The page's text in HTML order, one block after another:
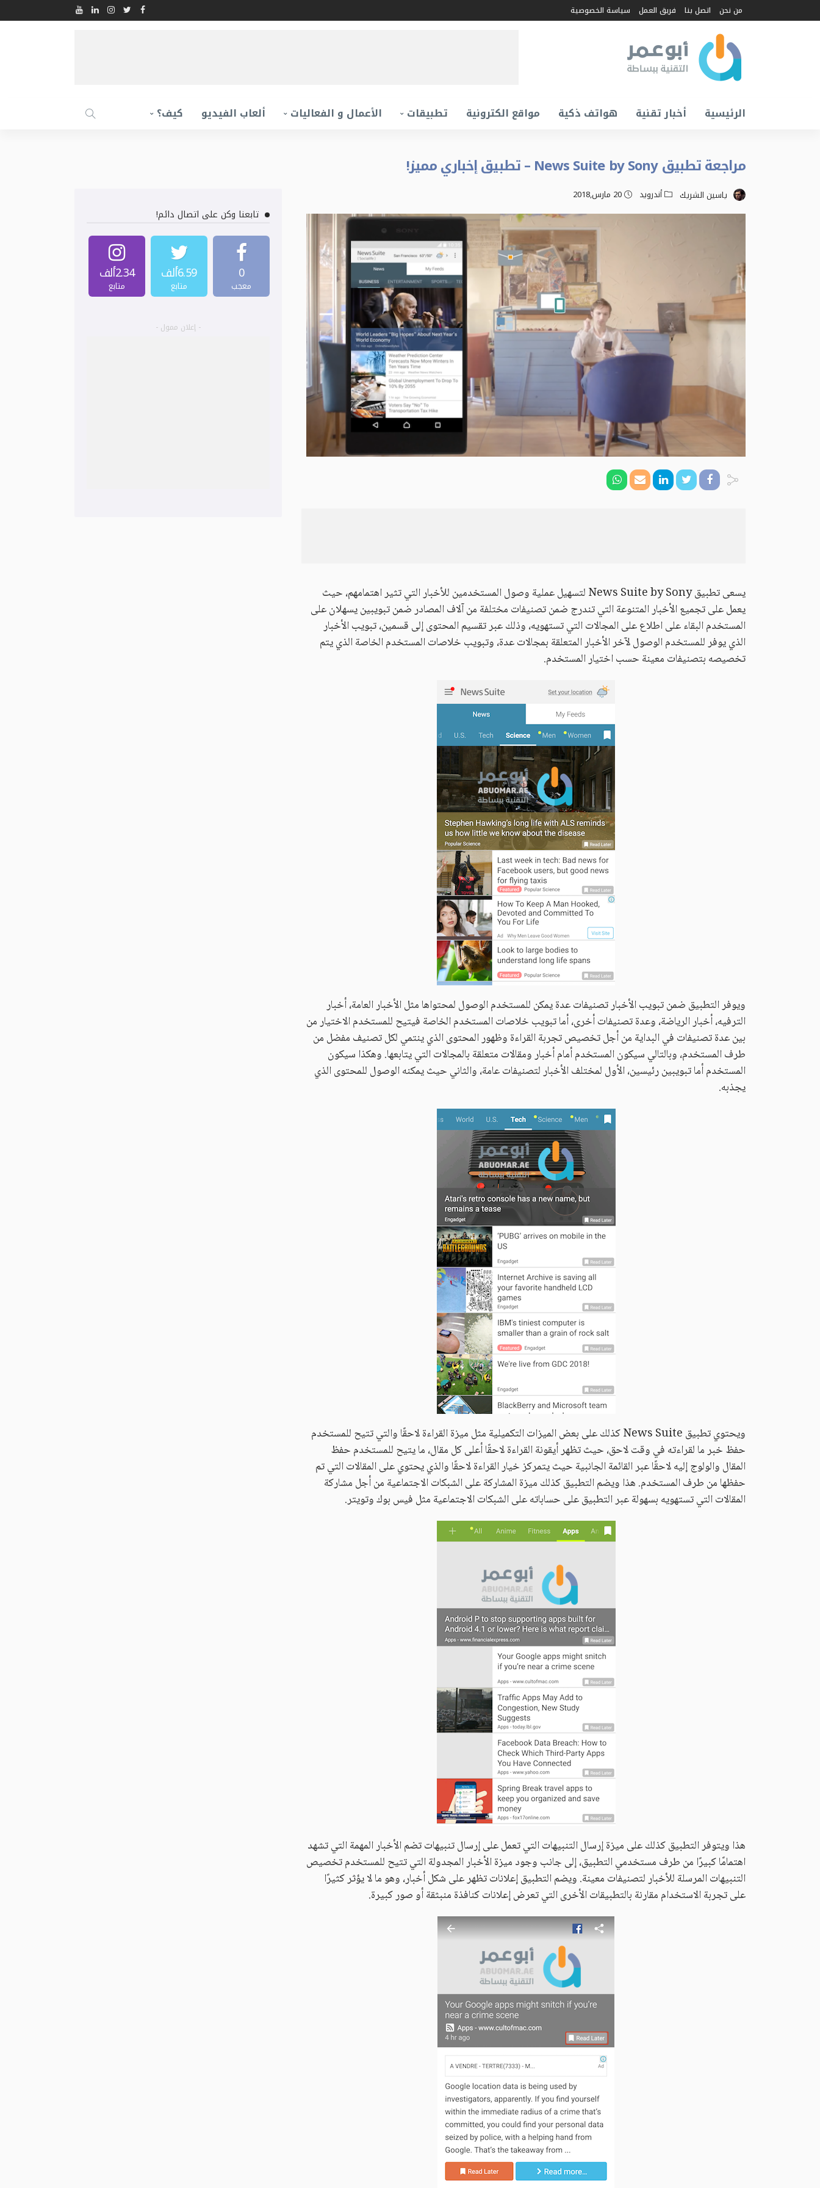
من نحن اتصل بنا فريق العمل سياسة الخصوصية
الرئيسية أخبار تقنية هواتف ذكية مواقع الكترونية تطبيقات الأعمال و الفعاليات ألعاب الفيديو كيف؟
مراجعة تطبيق News Suite by Sony – تطبيق إخباري مميز!
ياسين الشريك أندرويد 20 مارس,2018
يسعى تطبيق News Suite by Sony لتسهيل عملية وصول المستخدمين للأخبار التي تثير اهتمامهم، حيث
يعمل على تجميع الأخبار المتنوعة التي تندرج ضمن تصنيفات مختلفة من آلاف المصادر ضمن تبويبين يسهلان على
المستخدم البقاء على اطلاع على المجالات التي تستهويه، وذلك عبر تقسيم المحتوى إلى قسمين، تبويب الأخبار
الذي يوفر للمستخدم الوصول لآخر الأخبار المتعلقة بمجالات عدة، وتبويب خلاصات المستخدم الخاصة الذي يتم
تخصيصه بتصنيفات معينة حسب اختيار المستخدم.
ويوفر التطبيق ضمن تبويب الأخبار تصنيفات عدة يمكن للمستخدم الوصول لمحتواها مثل الأخبار العامة، أخبار
الترفيه، أخبار الرياضة، وعدة تصنيفات أخرى، أما تبويب خلاصات المستخدم الخاصة فيتيح للمستخدم الاختيار من
بين عدة تصنيفات في البداية من أجل تخصيص تجربة القراءة وظهور المحتوى الذي ينتمي لكل تصنيف مفضل من
طرف المستخدم، وبالتالي سيكون المستخدم أمام أخبار ومقالات متعلقة بالمجالات التي يتابعها. وهكذا سيكون
المستخدم أما تبويبين رئيسين، الأول لمختلف الأخبار لتصنيفات عامة، والثاني حيث يمكنه الوصول للمحتوى الذي
يجذبه.
ويحتوي تطبيق News Suite كذلك على بعض الميزات التكميلية مثل ميزة القراءة لاحقًا والتي تتيح للمستخدم
حفظ خبر ما لقراءته في وقت لاحق، حيث تظهر أيقونة القراءة لاحقًا أعلى كل مقال، ما يتيح للمستخدم حفظ
المقال والولوج إليه لاحقًا عبر القائمة الجانبية حيث يتمركز خيار القراءة لاحقًا والذي يحتوي على المقالات التي تم
حفظها من طرف المستخدم. هذا ويضم التطبيق كذلك ميزة المشاركة على الشبكات الاجتماعية من أجل مشاركة
المقالات التي تستهويه بسهولة عبر التطبيق على حساباته على الشبكات الاجتماعية مثل فيس بوك وتويتر.
هذا ويتوفر التطبيق كذلك على ميزة إرسال التنبيهات التي تعمل على إرسال تنبيهات تضم الأخبار المهمة التي تشهد
اهتمامًا كبيرًا من طرف مستخدمي التطبيق، إلى جانب وجود ميزة الأخبار المجدولة التي تتيح للمستخدم تخصيص
التنبيهات المرسلة للأخبار لتصنيفات معينة. ويضم التطبيق إعلانات تظهر على شكل أخبار، وهو ما لا يؤثر كثيرًا
على تجربة الاستخدام مقارنة بالتطبيقات الأخرى التي تعرض إعلانات كنافذة منبثقة أو صور كبيرة.
تابعنا وكن على اتصال دائم!
0
معجب
6.59ألف
متابع
2.34ألف
متابع
- إعلان ممول -